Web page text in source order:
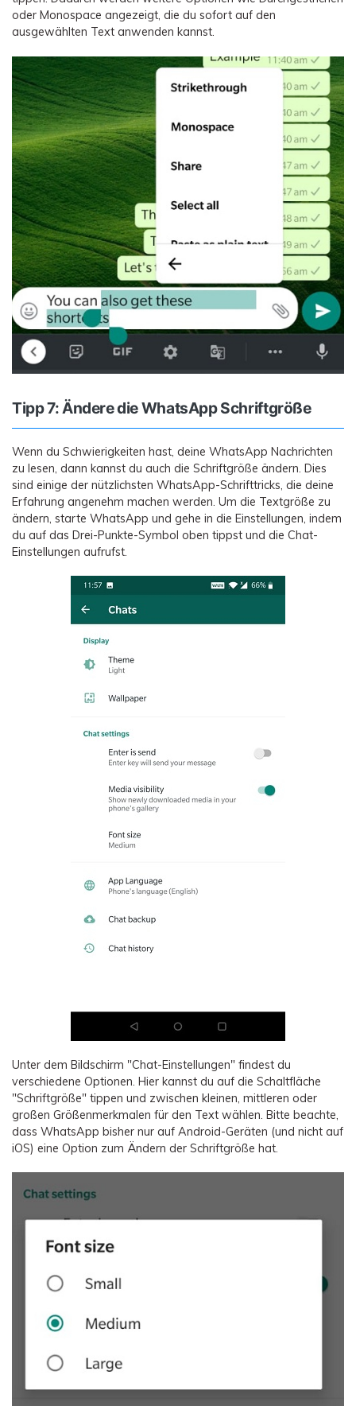
oder Monospace angezeigt, die du sofort auf den
ausgewählten Text anwenden kannst.
Tipp 7: Ändere die WhatsApp Schriftgröße
Wenn du Schwierigkeiten hast, deine WhatsApp Nachrichten
zu lesen, dann kannst du auch die Schriftgröße ändern. Dies
sind einige der nützlichsten WhatsApp-Schrifttricks, die deine
Erfahrung angenehm machen werden. Um die Textgröße zu
ändern, starte WhatsApp und gehe in die Einstellungen, indem
du auf das Drei-Punkte-Symbol oben tippst und die Chat-
Einstellungen aufrufst.
Unter dem Bildschirm "Chat-Einstellungen" findest du
verschiedene Optionen. Hier kannst du auf die Schaltfläche
"Schriftgröße" tippen und zwischen kleinen, mittleren oder
großen Größenmerkmalen für den Text wählen. Bitte beachte,
dass WhatsApp bisher nur auf Android-Geräten (und nicht auf
iOS) eine Option zum Ändern der Schriftgröße hat.